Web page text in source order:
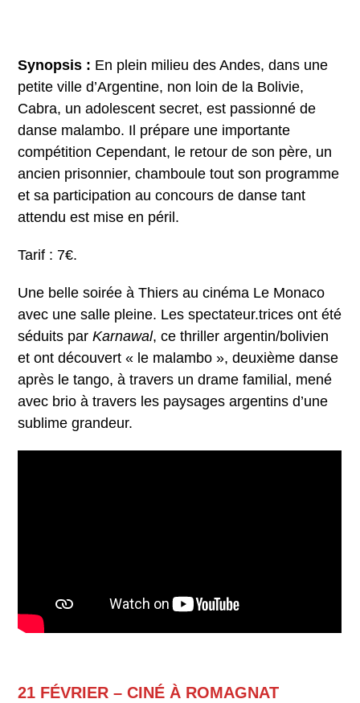
Synopsis : En plein milieu des Andes, dans une
petite ville d’Argentine, non loin de la Bolivie,
Cabra, un adolescent secret, est passionné de
danse malambo. Il prépare une importante
compétition Cependant, le retour de son père, un
ancien prisonnier, chamboule tout son programme
et sa participation au concours de danse tant
attendu est mise en péril.
Tarif : 7€.
Une belle soirée à Thiers au cinéma Le Monaco
avec une salle pleine. Les spectateur.trices ont été
séduits parKarnawal, ce thriller argentin/bolivien
et ont découvert « le malambo », deuxième danse
après le tango, à travers un drame familial, mené
avec brio à travers les paysages argentins d’une
sublime grandeur.
21 FÉVRIER – CINÉ À ROMAGNAT